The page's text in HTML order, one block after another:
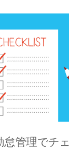
怠管理でチ